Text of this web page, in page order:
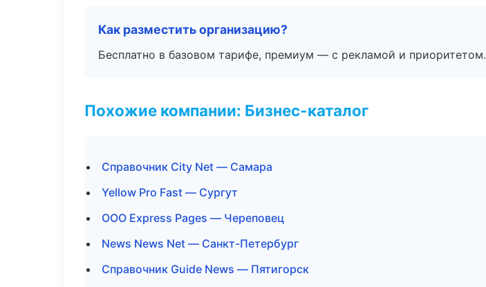
Как разместить организацию?
Бесплатно в базовом тарифе, премиум — с рекламой и приоритетом.
Похожие компании: Бизнес-каталог
Справочник City Net — Самара
Yellow Pro Fast — Сургут
ООО Express Pages — Череповец
News News Net — Санкт-Петербург
Справочник Guide News — Пятигорск